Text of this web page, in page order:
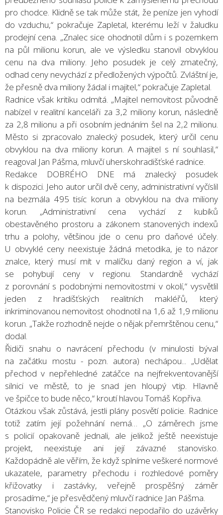
pro chodce. Klidně se tak může stát, že peníze jen vyhodí
do vzduchu,“ pokračuje Zapletal, kterému leží v žaludku
prodejní cena. „Znalec sice ohodnotil dům i s pozemkem
na půl milionu korun, ale ve výsledku stanovil obvyklou
cenu na dva miliony. Jeho posudek je celý zmatečný,
odhad ceny nevychází z předložených výpočtů. Zvláštní je,
že přesně dva miliony žádal i majitel,“ pokračuje Zapletal.
Radnice však kritiku odmítá. „Majitel nemovitost původně
nabízel v realitní kanceláři za 3,2 miliony korun, následně
za 2,8 milionu a při osobním jednáním šel na 2,2 milionu.
Město si zpracovalo znalecký posudek, který určil cenu
obvyklou na dva miliony korun. A majitel s ní souhlasil,“
reagoval Jan Pášma, mluvčí uherskohradišťské radnice.
Redakce DOBRÉHO DNE má znalecký posudek
k dispozici. Jeho autor určil dvě ceny, administrativní vyčíslil
na bezmála 495 tisíc korun a obvyklou na dva miliony
korun. „Administrativní cena vychází z kubíků
obestavěného prostoru a zákonem stanovených indexů
trhu a polohy, většinou jde o cenu pro daňové účely.
U obvyklé ceny neexistuje žádná metodika, je to názor
znalce, který musí mít v malíčku daný region a ví, jak
se pohybují ceny v regionu. Standardně vychází
z porovnání s podobnými nemovitostmi v okolí,“ vysvětlil
jeden z hradišťských realitních makléřů, který
inkriminovanou nemovitost ohodnotil na 1,6 až 1,9 milionu
korun. „Takže rozhodně nejde o nějak přemrštěnou cenu,“
dodal.
Řidiči snahu o navrácení přechodu (v minulosti býval
na začátku mostu - pozn. autora) nechápou... „Udělat
přechod v nepřehledné zatáčce na nejfrekventovanější
silnici ve městě, to je snad jen hloupý vtip. Hlavně
ve špičce to bude něco,“ kroutí hlavou Tomáš Kopřiva.
Otázkou však zůstává, jestli plány posvětí policie. Radnice
totiž zatím její požehnání nemá… „O záměrech jsme
s policií opakovaně jednali, ale jelikož ještě neexistuje
projekt, neexistuje ani její závazné stanovisko.
Každopádně ale věřím, že když splníme veškeré normové
ukazatele, parametry přechodu i rozhledové poměry
křižovatky i zastávky, veřejně prospěšný záměr
prosadíme,“ je přesvědčený mluvčí radnice Jan Pášma.
Stanovisko Policie ČR se redakci nepodařilo do uzávěrky